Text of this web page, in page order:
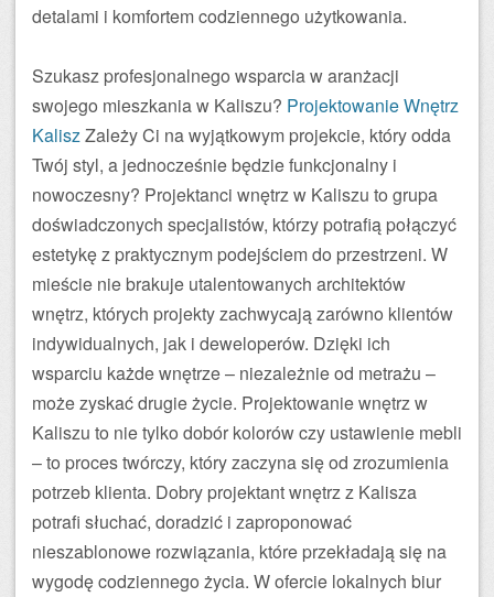
detalami i komfortem codziennego użytkowania.
Szukasz profesjonalnego wsparcia w aranżacji
swojego mieszkania w Kaliszu? Projektowanie Wnętrz
KaliszZależy Ci na wyjątkowym projekcie, który odda
Twój styl, a jednocześnie będzie funkcjonalny i
nowoczesny? Projektanci wnętrz w Kaliszu to grupa
doświadczonych specjalistów, którzy potrafią połączyć
estetykę z praktycznym podejściem do przestrzeni. W
mieście nie brakuje utalentowanych architektów
wnętrz, których projekty zachwycają zarówno klientów
indywidualnych, jak i deweloperów. Dzięki ich
wsparciu każde wnętrze – niezależnie od metrażu –
może zyskać drugie życie. Projektowanie wnętrz w
Kaliszu to nie tylko dobór kolorów czy ustawienie mebli
– to proces twórczy, który zaczyna się od zrozumienia
potrzeb klienta. Dobry projektant wnętrz z Kalisza
potrafi słuchać, doradzić i zaproponować
nieszablonowe rozwiązania, które przekładają się na
wygodę codziennego życia. W ofercie lokalnych biur